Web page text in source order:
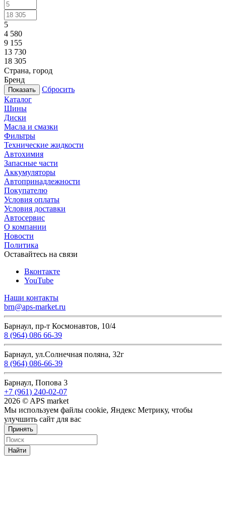
5
4 580
9 155
13 730
18 305
Страна, город
Бренд
Сбросить
Каталог
Шины
Диски
Масла и смазки
Фильтры
Технические жидкости
Автохимия
Запасные части
Аккумуляторы
Автопринадлежности
Покупателю
Условия оплаты
Условия доставки
Автосервис
О компании
Новости
Политика
Оставайтесь на связи
Вконтакте
YouTube
Наши контакты
brn@aps-market.ru
Барнаул, пр-т Космонавтов, 10/4
8 (964) 086 66-39
Барнаул, ул.Солнечная поляна, 32г
8 (964) 086-66-39
Барнаул, Попова 3
+7 (961) 240-02-07
2026 © APS market
Мы используем файлы cookie, Яндекс Метрику, чтобы
улучшить сайт для вас
Принять
Найти